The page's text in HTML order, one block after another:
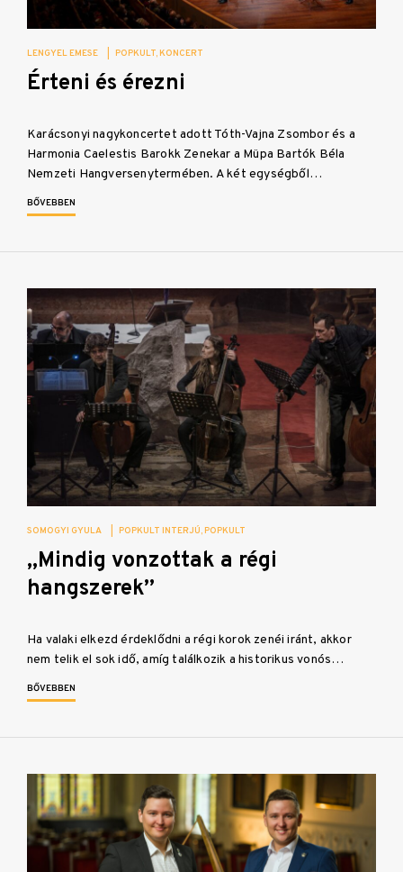
LENGYEL EMESE POPKULT KONCERT
Érteni és érezni
Karácsonyi nagykoncertet adott Tóth-Vajna Zsombor és a
Harmonia Caelestis Barokk Zenekar a Müpa Bartók Béla
Nemzeti Hangversenytermében. A két egységből…
BŐVEBBEN
SOMOGYI GYULA POPKULT INTERJÚ POPKULT
„Mindig vonzottak a régi
hangszerek”
Ha valaki elkezd érdeklődni a régi korok zenéi iránt, akkor
nem telik el sok idő, amíg találkozik a historikus vonós…
BŐVEBBEN